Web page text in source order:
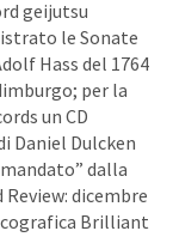
geijutsu
le Sonate
Hass del 1764
per la
un CD
Daniel Dulcken
dalla
dicembre
Brilliant